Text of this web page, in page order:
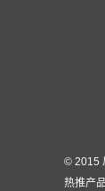
© 2015
热推产品